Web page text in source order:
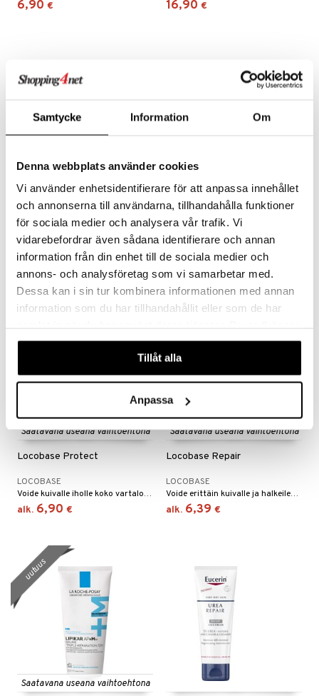
Samtycke Information Om
Denna webbplats använder cookies
Vi använder enhetsidentifierare för att anpassa innehållet
och annonserna till användarna, tillhandahålla funktioner
för sociala medier och analysera vår trafik. Vi
vidarebefordrar även sådana identifierare och annan
information från din enhet till de sociala medier och
annons- och analysföretag som vi samarbetar med.
Dessa kan i sin tur kombinera informationen med annan
information som du har tillhandahållit eller som de har
våra cookies vid fortsatt användande av vår webbplats.
Tillåt alla
Anpassa
6,90 € 16,90 €
Eucerin Aquaphor Body
Spray
EUCERIN
Vedenkestävä suihke, joka välittömästi rauhoittaa ja pehmentää erittäin kuivaa, ärtynyttä tai halkeilevaa ihoa.
19,90 €
Hydrozonsalva Hudsalva
GAHNS
9,90 €
Saatavana useana vaihtoehtona
Locobase Protect
LOCOBASE
Voide kuivalle iholle koko vartalolle.
alk. 6,90 €
Saatavana useana vaihtoehtona
Locobase Repair
LOCOBASE
Voide erittäin kuivalle ja halkeilevalle iholle.
alk. 6,39 €
Saatavana useana vaihtoehtona
uutuus